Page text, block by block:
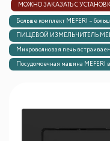
МОЖНО ЗАКАЗАТЬ С
Больше комплект MEFERI –
ПИЩЕВОЙ ИЗМЕЛЬЧИТЕЛЬ
Микроволновая печь
Посудомоечная машина MEFERI